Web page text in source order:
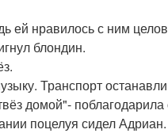
ей нравилось с ним
блондин.
Транспорт
домой"-
поцелуя сидел Адриан.